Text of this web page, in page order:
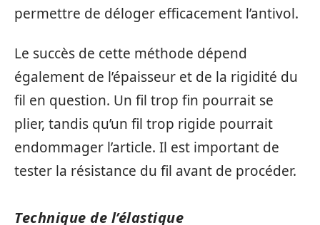
permettre de déloger efficacement l’antivol.
Le succès de cette méthode dépend
également de l’épaisseur et de la rigidité du
fil en question. Un fil trop fin pourrait se
plier, tandis qu’un fil trop rigide pourrait
endommager l’article. Il est important de
tester la résistance du fil avant de procéder.
Technique de l’élastique